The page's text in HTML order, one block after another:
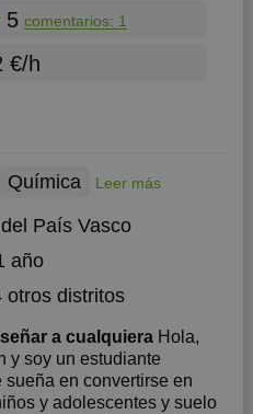
5 comentarios: 1
€/h
Química Leer más
País Vasco
año
distritos
a cualquiera Hola,
y soy un estudiante
en convertirse en
y adolescentes y suelo